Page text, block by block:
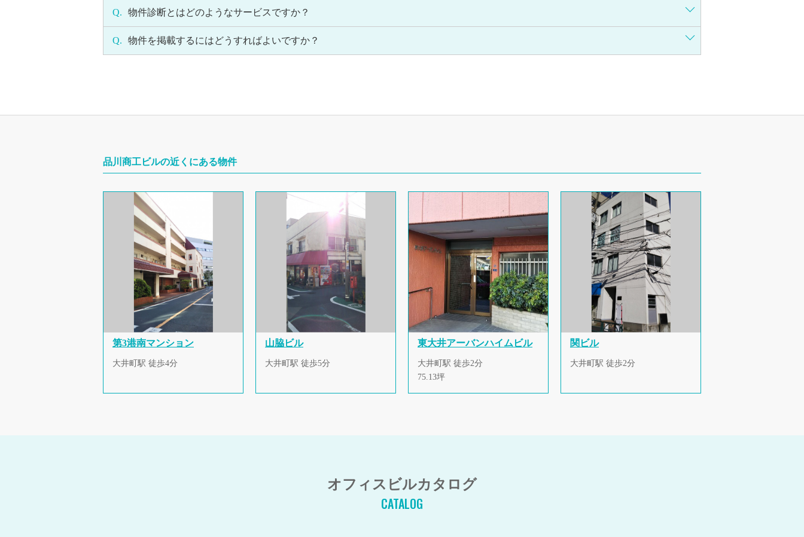
Q. 物件診断とはどのようなサービスですか？
Q. 物件を掲載するにはどうすればよいですか？
品川商工ビルの近くにある物件
第3港南マンション
大井町駅 徒歩4分
山脇ビル
大井町駅 徒歩5分
東大井アーバンハイムビル
大井町駅 徒歩2分
75.13坪
関ビル
大井町駅 徒歩2分
オフィスビルカタログ
CATALOG